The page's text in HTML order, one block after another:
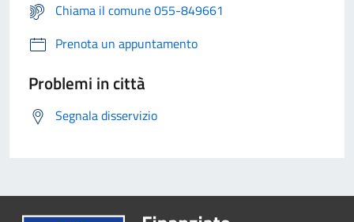
Chiama il comune 055-849661
Prenota un appuntamento
Problemi in città
Segnala disservizio